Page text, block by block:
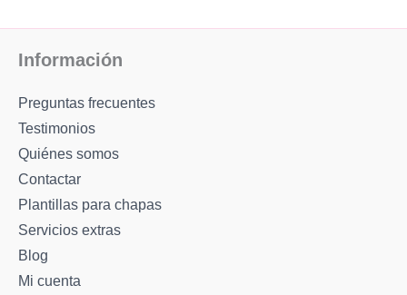
producto
Información
Preguntas frecuentes
Testimonios
Quiénes somos
Contactar
Plantillas para chapas
Servicios extras
Blog
Mi cuenta